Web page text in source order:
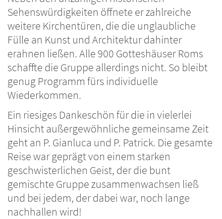
Sehenswürdigkeiten öffnete er zahlreiche
weitere Kirchentüren, die die unglaubliche
Fülle an Kunst und Architektur dahinter
erahnen ließen. Alle 900 Gotteshäuser Roms
schaffte die Gruppe allerdings nicht. So bleibt
genug Programm fürs individuelle
Wiederkommen.
Ein riesiges Dankeschön für die in vielerlei
Hinsicht außergewöhnliche gemeinsame Zeit
geht an P. Gianluca und P. Patrick. Die gesamte
Reise war geprägt von einem starken
geschwisterlichen Geist, der die bunt
gemischte Gruppe zusammenwachsen ließ
und bei jedem, der dabei war, noch lange
nachhallen wird!